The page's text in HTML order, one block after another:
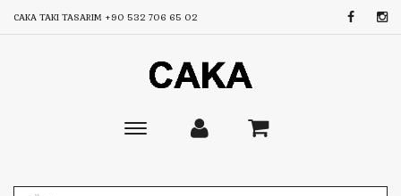
CAKA TAKI TASARIM +90 532 706 65 02
Toggle